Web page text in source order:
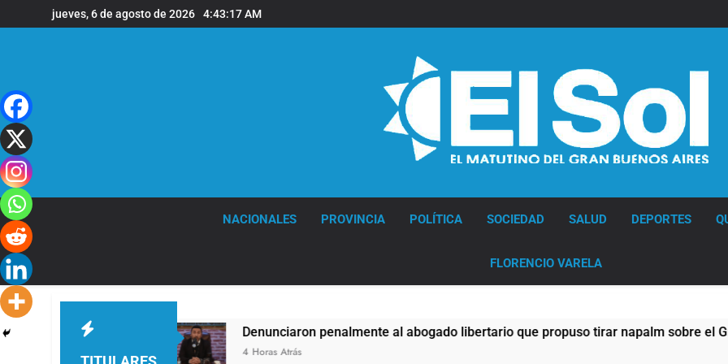
al
jueves, 6 de agosto de 2026 4:43:18 AM
NACIONALES PROVINCIA POLÍTICA SOCIEDAD SALUD DEPORTES
FLORENCIO VARELA
de viento Denunciaron penalmente al abogado libertario que propuso tirar napalm sobre el Gran
4 Horas Atrás